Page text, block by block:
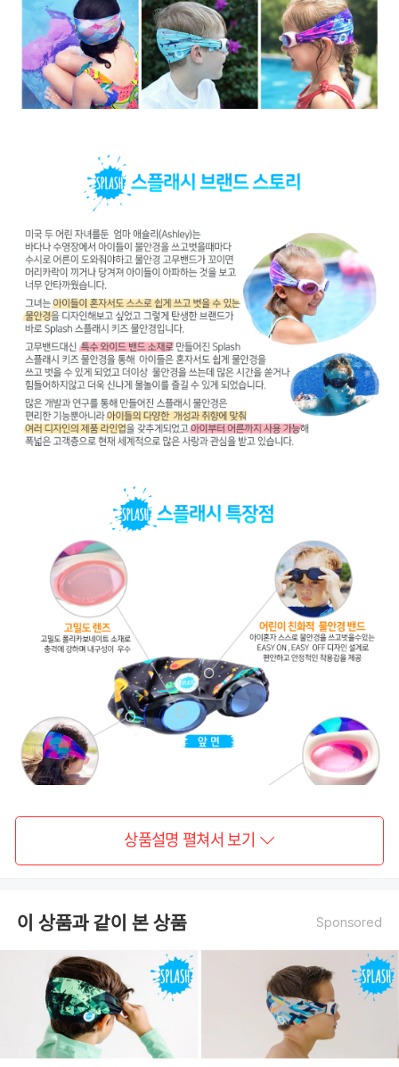
상품설명 펼쳐서 보기
이 상품과 같이 본 상품 Sponsored